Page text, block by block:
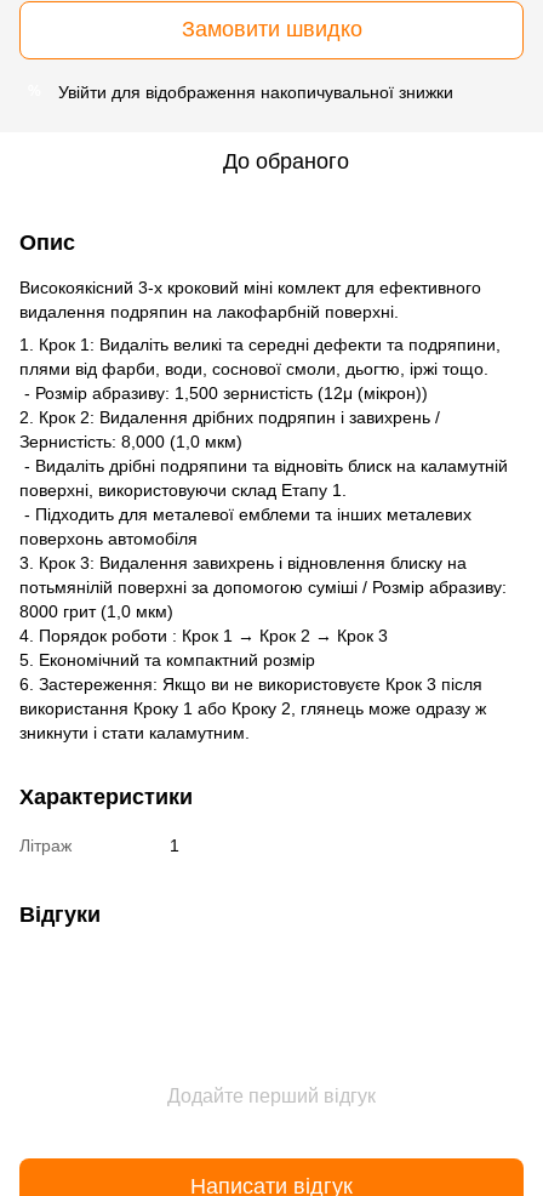
Замовити швидко
Увійти для відображення накопичувальної знижки
До обраного
Опис
Високоякісний 3-х кроковий міні комлект для ефективного
видалення подряпин на лакофарбній поверхні.
1. Крок 1: Видаліть великі та середні дефекти та подряпини,
плями від фарби, води, соснової смоли, дьогтю, іржі тощо.
- Розмір абразиву: 1,500 зернистість (12μ (мікрон))
2. Крок 2: Видалення дрібних подряпин і завихрень /
Зернистість: 8,000 (1,0 мкм)
- Видаліть дрібні подряпини та відновіть блиск на каламутній
поверхні, використовуючи склад Етапу 1.
- Підходить для металевої емблеми та інших металевих
поверхонь автомобіля
3. Крок 3: Видалення завихрень і відновлення блиску на
потьмянілій поверхні за допомогою суміші / Розмір абразиву:
8000 грит (1,0 мкм)
4. Порядок роботи : Крок 1 → Крок 2 → Крок 3
5. Економічний та компактний розмір
6. Застереження: Якщо ви не використовуєте Крок 3 після
використання Кроку 1 або Кроку 2, глянець може одразу ж
зникнути і стати каламутним.
Характеристики
Літраж 1
Відгуки
Додайте перший відгук
Написати відгук